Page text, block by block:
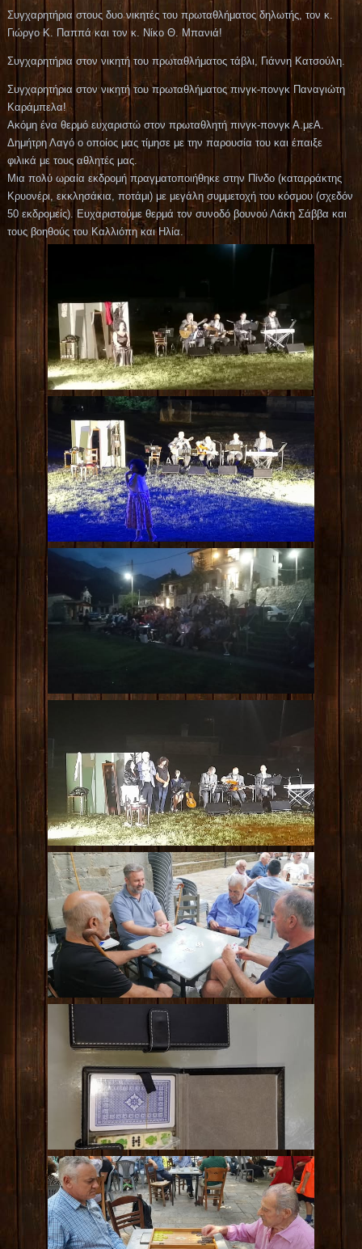
Συγχαρητήρια στους δυο νικητές του πρωταθλήματος δηλωτής, τον κ.
Γιώργο Κ. Παππά και τον κ. Νίκο Θ. Μπανιά!
Συγχαρητήρια στον νικητή του πρωταθλήματος τάβλι, Γιάννη Κατσούλη.
Συγχαρητήρια στον νικητή του πρωταθλήματος πινγκ-πονγκ Παναγιώτη
Καράμπελα!
Ακόμη ένα θερμό ευχαριστώ στον πρωταθλητή πινγκ-πονγκ Α.μεΑ.
Δημήτρη Λαγό ο οποίος μας τίμησε με την παρουσία του και έπαιξε
φιλικά με τους αθλητές μας.
Μια πολύ ωραία εκδρομή πραγματοποιήθηκε στην Πίνδο (καταρράκτης
Κρυονέρι, εκκλησάκια, ποτάμι) με μεγάλη συμμετοχή του κόσμου (σχεδόν
50 εκδρομείς). Ευχαριστούμε θερμά τον συνοδό βουνού Λάκη Σάββα και
τους βοηθούς του Καλλιόπη και Ηλία.